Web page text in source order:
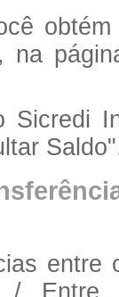
na
Sicredi